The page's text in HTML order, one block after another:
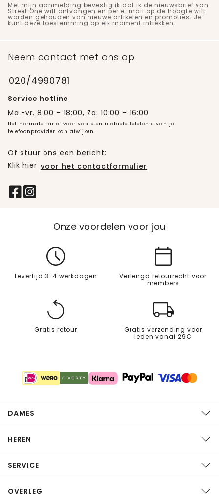
Met mijn aanmelding bevestig ik dat ik de nieuwsbrief van
Street One wilt ontvangen en per e-mail op de hoogte wilt
worden gehouden van nieuwe artikelen en promoties. Je
kunt deze toestemming op elk moment intrekken.
Neem contact met ons op
020/4990781
Service hotline
Ma.-vr. 8:00 – 18:00, Za. 10:00 – 16:00
Het normale tarief voor vaste en mobiele telefonie van je
telefoonprovider kan afwijken.
Of stuur ons een bericht:
Klik hier voor het contactformulier
Onze voordelen voor jou
Levertijd 3-4 werkdagen
Verlengd retourrecht voor
members
Gratis retour
Gratis verzending voor
leden vanaf 29€
DAMES
HEREN
SERVICE
OVERLEG